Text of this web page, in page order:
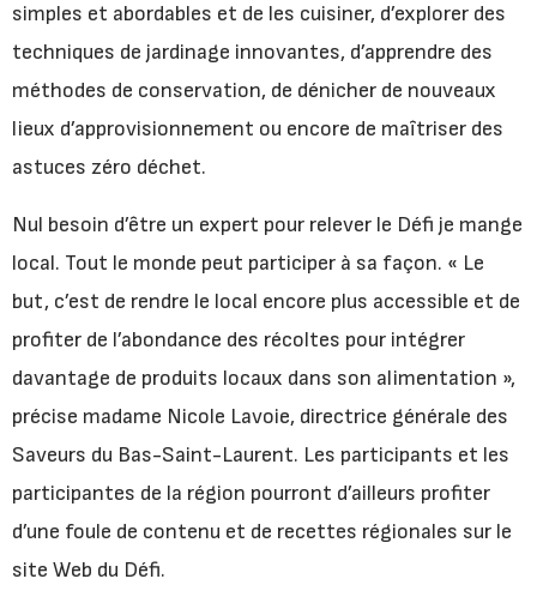
simples et abordables et de les cuisiner, d’explorer des
techniques de jardinage innovantes, d’apprendre des
méthodes de conservation, de dénicher de nouveaux
lieux d’approvisionnement ou encore de maîtriser des
astuces zéro déchet.
Nul besoin d’être un expert pour relever le Défi je mange
local. Tout le monde peut participer à sa façon. « Le
but, c’est de rendre le local encore plus accessible et de
profiter de l’abondance des récoltes pour intégrer
davantage de produits locaux dans son alimentation »,
précise madame Nicole Lavoie, directrice générale des
Saveurs du Bas-Saint-Laurent. Les participants et les
participantes de la région pourront d’ailleurs profiter
d’une foule de contenu et de recettes régionales sur le
site Web du Défi.